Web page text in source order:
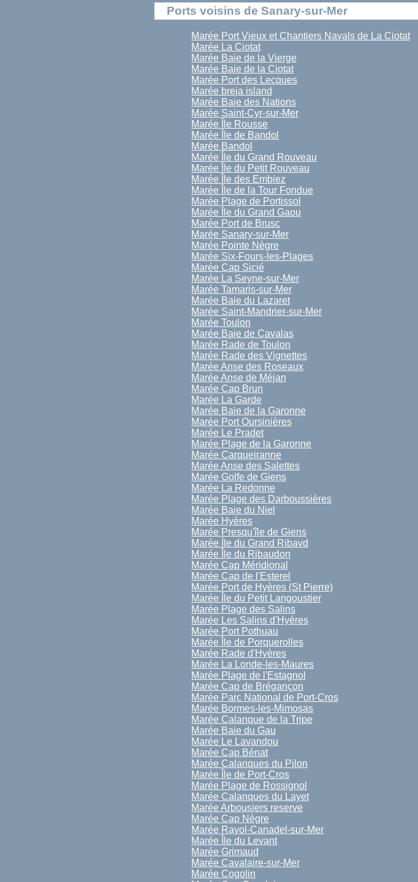
Ports voisins de Sanary-sur-Mer
Marée Port Vieux et Chantiers Navals de La Ciotat
Marée La Ciotat
Marée Baie de la Vierge
Marée Baie de la Ciotat
Marée Port des Lecques
Marée breja island
Marée Baie des Nations
Marée Saint-Cyr-sur-Mer
Marée Île Rousse
Marée Île de Bandol
Marée Bandol
Marée Île du Grand Rouveau
Marée Île du Petit Rouveau
Marée Île des Embiez
Marée Île de la Tour Fondue
Marée Plage de Portissol
Marée Île du Grand Gaou
Marée Port de Brusc
Marée Sanary-sur-Mer
Marée Pointe Nègre
Marée Six-Fours-les-Plages
Marée Cap Sicié
Marée La Seyne-sur-Mer
Marée Tamaris-sur-Mer
Marée Baie du Lazaret
Marée Saint-Mandrier-sur-Mer
Marée Toulon
Marée Baie de Cavalas
Marée Rade de Toulon
Marée Rade des Vignettes
Marée Anse des Roseaux
Marée Anse de Méjan
Marée Cap Brun
Marée La Garde
Marée Baie de la Garonne
Marée Port Oursinières
Marée Le Pradet
Marée Plage de la Garonne
Marée Carqueiranne
Marée Anse des Salettes
Marée Golfe de Giens
Marée La Redonne
Marée Plage des Darboussières
Marée Baie du Niel
Marée Hyères
Marée Presqu'île de Giens
Marée Íle du Grand Ribavd
Marée Île du Ribaudon
Marée Cap Méridional
Marée Cap de l'Esterel
Marée Port de Hyères (St Pierre)
Marée Île du Petit Langoustier
Marée Plage des Salins
Marée Les Salins d'Hyères
Marée Port Pothuau
Marée Île de Porquerolles
Marée Rade d'Hyères
Marée La Londe-les-Maures
Marée Plage de l'Estagnol
Marée Cap de Brégançon
Marée Parc National de Port-Cros
Marée Bormes-les-Mimosas
Marée Calanque de la Tripe
Marée Baie du Gau
Marée Le Lavandou
Marée Cap Bénat
Marée Calanques du Pilon
Marée Île de Port-Cros
Marée Plage de Rossignol
Marée Calanques du Layet
Marée Arbousiers reserve
Marée Cap Nègre
Marée Rayol-Canadel-sur-Mer
Marée Île du Levant
Marée Grimaud
Marée Cavalaire-sur-Mer
Marée Cogolin